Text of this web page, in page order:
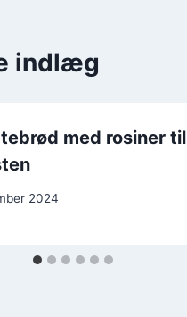
indlæg
med rosiner til
2024